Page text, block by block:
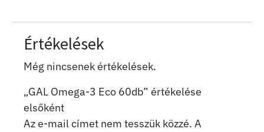
Értékelések
Még nincsenek értékelések.
„GAL Omega-3 Eco 60db” értékelése
elsőként
Az e-mail címet nem tesszük közzé. A